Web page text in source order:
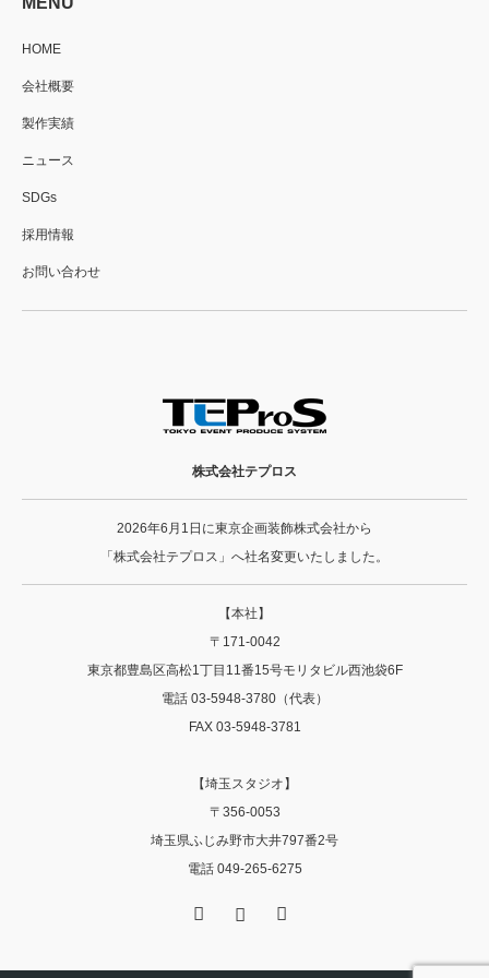
HOME
会社概要
製作実績
ニュース
SDGs
採用情報
お問い合わせ
株式会社テプロス
2026年6月1日に東京企画装飾株式会社から
「株式会社テプロス」へ社名変更いたしました。
【本社】
〒171-0042
東京都豊島区高松1丁目11番15号モリタビル西池袋6F
電話 03-5948-3780（代表）
FAX 03-5948-3781
【埼玉スタジオ】
〒356‐0053
埼玉県ふじみ野市大井797番2号
電話 049-265-6275